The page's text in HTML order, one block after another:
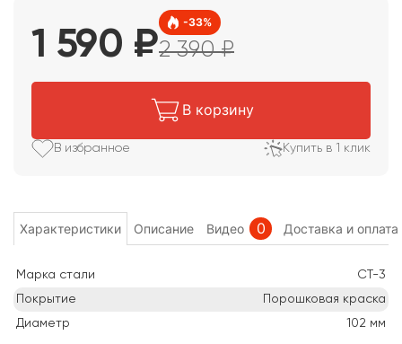
1 590 ₽
-33%
2 390₽
В корзину
В избранное Купить в 1 клик
Характеристики Описание Видео 0 Доставка и оплата
Марка стали
СТ-3
Покрытие
Порошковая краска
Диаметр
102 мм